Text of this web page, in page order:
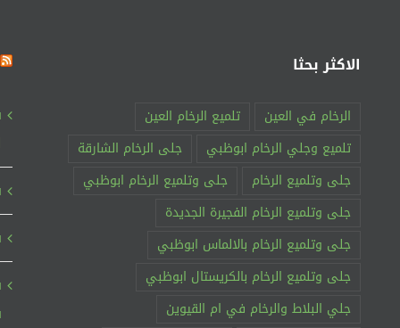
الاكثر بحثا
الرخام في العين
تلميع الرخام العين
تلميع وجلي الرخام ابوظبي
جلى الرخام الشارقة
جلى وتلميع الرخام
جلى وتلميع الرخام ابوظبي
جلى وتلميع الرخام الفجيرة الجديدة
جلى وتلميع الرخام بالالماس ابوظبي
جلى وتلميع الرخام بالكريستال ابوظبي
جلي البلاط والرخام في ام القيوين